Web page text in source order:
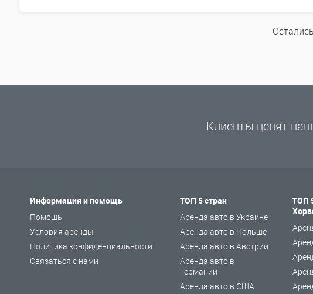
Клиенты ценят
Информация и помощь
Помощь
Условия аренды
Политика конфиденциальности
Связаться с нами
ТОП 5 стран
Аренда авто в Украине
Аренда авто в Польше
Аренда авто в Австрии
Аренда авто в
Германии
Аренда авто в США
ТОП